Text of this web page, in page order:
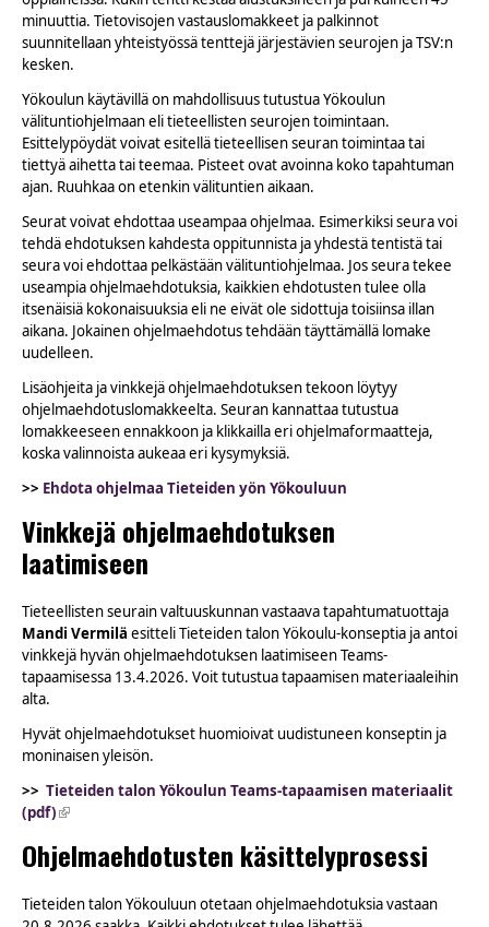
minuuttia. Tietovisojen vastauslomakkeet ja palkinnot
suunnitellaan yhteistyössä tenttejä järjestävien seurojen ja TSV:n
kesken.
Yökoulun käytävillä on mahdollisuus tutustua Yökoulun
välituntiohjelmaan eli tieteellisten seurojen toimintaan.
Esittelypöydät voivat esitellä tieteellisen seuran toimintaa tai
tiettyä aihetta tai teemaa. Pisteet ovat avoinna koko tapahtuman
ajan. Ruuhkaa on etenkin välituntien aikaan.
Seurat voivat ehdottaa useampaa ohjelmaa. Esimerkiksi seura voi
tehdä ehdotuksen kahdesta oppitunnista ja yhdestä tentistä tai
seura voi ehdottaa pelkästään välituntiohjelmaa. Jos seura tekee
useampia ohjelmaehdotuksia, kaikkien ehdotusten tulee olla
itsenäisiä kokonaisuuksia eli ne eivät ole sidottuja toisiinsa illan
aikana. Jokainen ohjelmaehdotus tehdään täyttämällä lomake
uudelleen.
Lisäohjeita ja vinkkejä ohjelmaehdotuksen tekoon löytyy
ohjelmaehdotuslomakkeelta. Seuran kannattaa tutustua
lomakkeeseen ennakkoon ja klikkailla eri ohjelmaformaatteja,
koska valinnoista aukeaa eri kysymyksiä.
>> Ehdota ohjelmaa Tieteiden yön Yökouluun
Vinkkejä ohjelmaehdotuksen
laatimiseen
Tieteellisten seurain valtuuskunnan vastaava tapahtumatuottaja
Mandi Vermilä esitteli Tieteiden talon Yökoulu-konseptia ja antoi
vinkkejä hyvän ohjelmaehdotuksen laatimiseen Teams-
tapaamisessa 13.4.2026. Voit tutustua tapaamisen materiaaleihin
alta.
Hyvät ohjelmaehdotukset huomioivat uudistuneen konseptin ja
moninaisen yleisön.
>> Tieteiden talon Yökoulun Teams-tapaamisen materiaalit
(pdf)(link is external)
Ohjelmaehdotusten käsittelyprosessi
Tieteiden talon Yökouluun otetaan ohjelmaehdotuksia vastaan